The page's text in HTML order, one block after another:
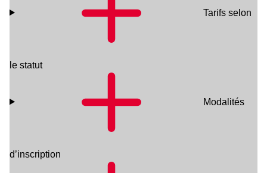
Tarifs selon
le statut
Modalités
d’inscription